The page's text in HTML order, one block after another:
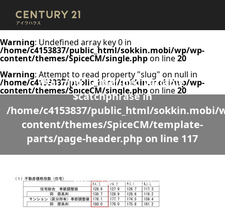
Warning: Undefined array key 0 in
/home/c4153837/public_html/sokkin.mobi/wp/wp-
content/themes/SpiceCM/single.phpon line20
Warning: Attempt to read property "slug" on null in
/home/c4153837/public_html/sokkin.mobi/wp/wp-
content/themes/SpiceCM/single.phpon line20
Warning: Undefined variable
$catchphrase in
/home/c4153837/public_html/sokkin.mobi/
content/themes/SpiceCM/template-
parts/page-header.php on line 117
content/themes/SpiceCM/template-parts/page-header.php